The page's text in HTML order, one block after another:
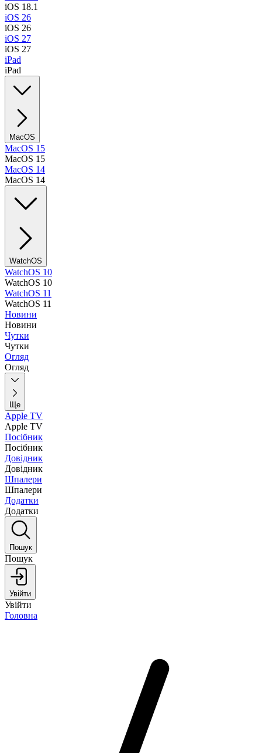
iOS 18.1
iOS 26
iOS 26
iOS 27
iOS 27
iPad
iPad
MacOS
MacOS 15
MacOS 15
MacOS 14
MacOS 14
WatchOS
WatchOS 10
WatchOS 10
WatchOS 11
WatchOS 11
Новини
Новини
Чутки
Чутки
Огляд
Огляд
Ще
Apple TV
Apple TV
Посібник
Посібник
Довідник
Довідник
Шпалери
Шпалери
Додатки
Додатки
Пошук
Пошук
Увійти
Увійти
Головна